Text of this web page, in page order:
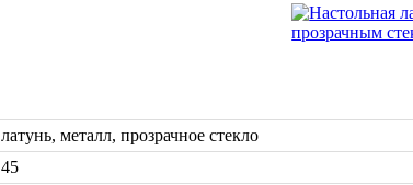
латунь, металл, прозрачное стекло
45